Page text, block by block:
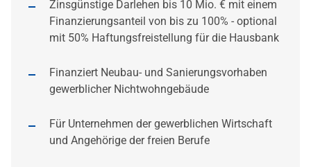
Zinsgünstige Darlehen bis 10 Mio. € mit einem
Finanzierungsanteil von bis zu 100% - optional
mit 50% Haftungsfreistellung für die Hausbank
Finanziert Neubau- und Sanierungsvorhaben
gewerblicher Nichtwohngebäude
Für Unternehmen der gewerblichen Wirtschaft
und Angehörige der freien Berufe